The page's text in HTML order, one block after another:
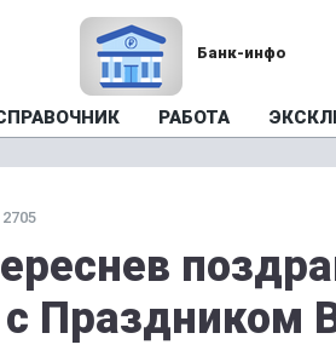
Банк-инфо
РАБОТА
2705
с Праздником